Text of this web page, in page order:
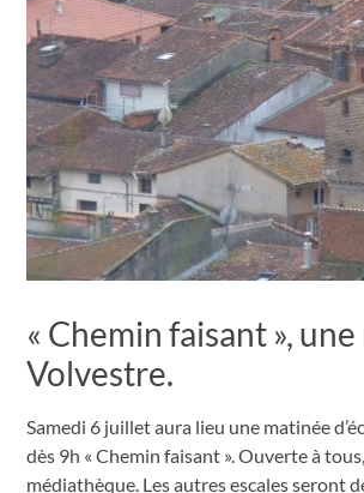
« Chemin faisant »,
Volvestre.
Samedi 6 juillet aura lieu une matinée
dès 9h « Chemin faisant ». Ouverte à
médiathèque. Les autres escales seront